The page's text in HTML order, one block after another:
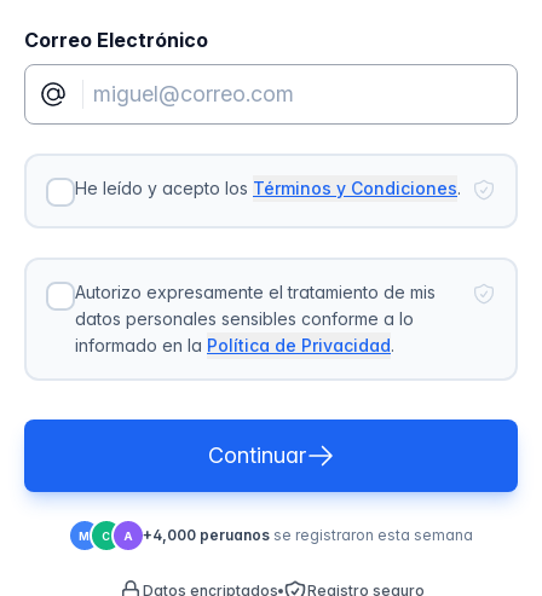
Correo Electrónico
He leído y acepto los Términos y Condiciones.
Autorizo expresamente el tratamiento de mis
datos personales sensibles conforme a lo
informado en la Política de Privacidad.
Continuar
M C A +4,000 peruanosse registraron esta semana
Datos encriptados Registro seguro